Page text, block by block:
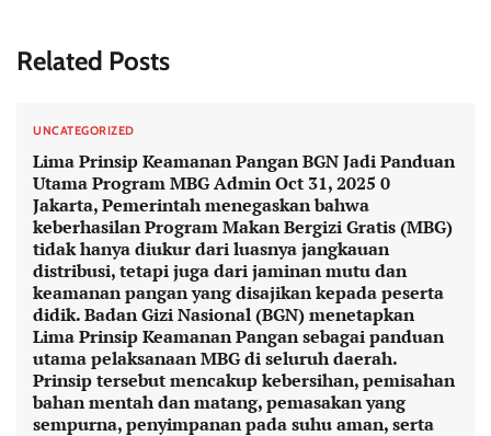
Related Posts
UNCATEGORIZED
Lima Prinsip Keamanan Pangan BGN Jadi Panduan
Utama Program MBG Admin Oct 31, 2025 0
Jakarta, Pemerintah menegaskan bahwa
keberhasilan Program Makan Bergizi Gratis (MBG)
tidak hanya diukur dari luasnya jangkauan
distribusi, tetapi juga dari jaminan mutu dan
keamanan pangan yang disajikan kepada peserta
didik. Badan Gizi Nasional (BGN) menetapkan
Lima Prinsip Keamanan Pangan sebagai panduan
utama pelaksanaan MBG di seluruh daerah.
Prinsip tersebut mencakup kebersihan, pemisahan
bahan mentah dan matang, pemasakan yang
sempurna, penyimpanan pada suhu aman, serta